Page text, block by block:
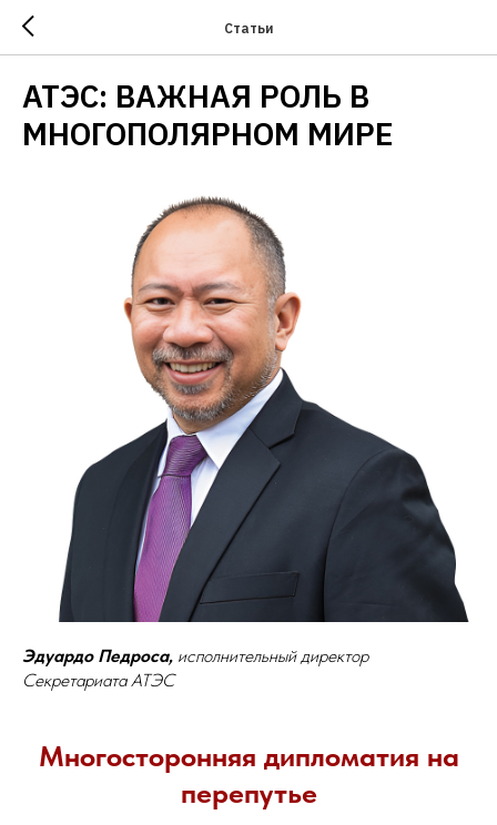
Статьи
АТЭС: ВАЖНАЯ РОЛЬ В
МНОГОПОЛЯРНОМ МИРЕ
Эдуардо Педроса, исполнительный директор
Секретариата АТЭС
Многосторонняя дипломатия на
перепутье